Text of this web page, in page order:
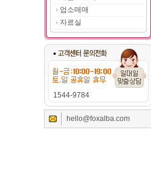
업소매매
자료실
1544-9784
hello@foxalba.com